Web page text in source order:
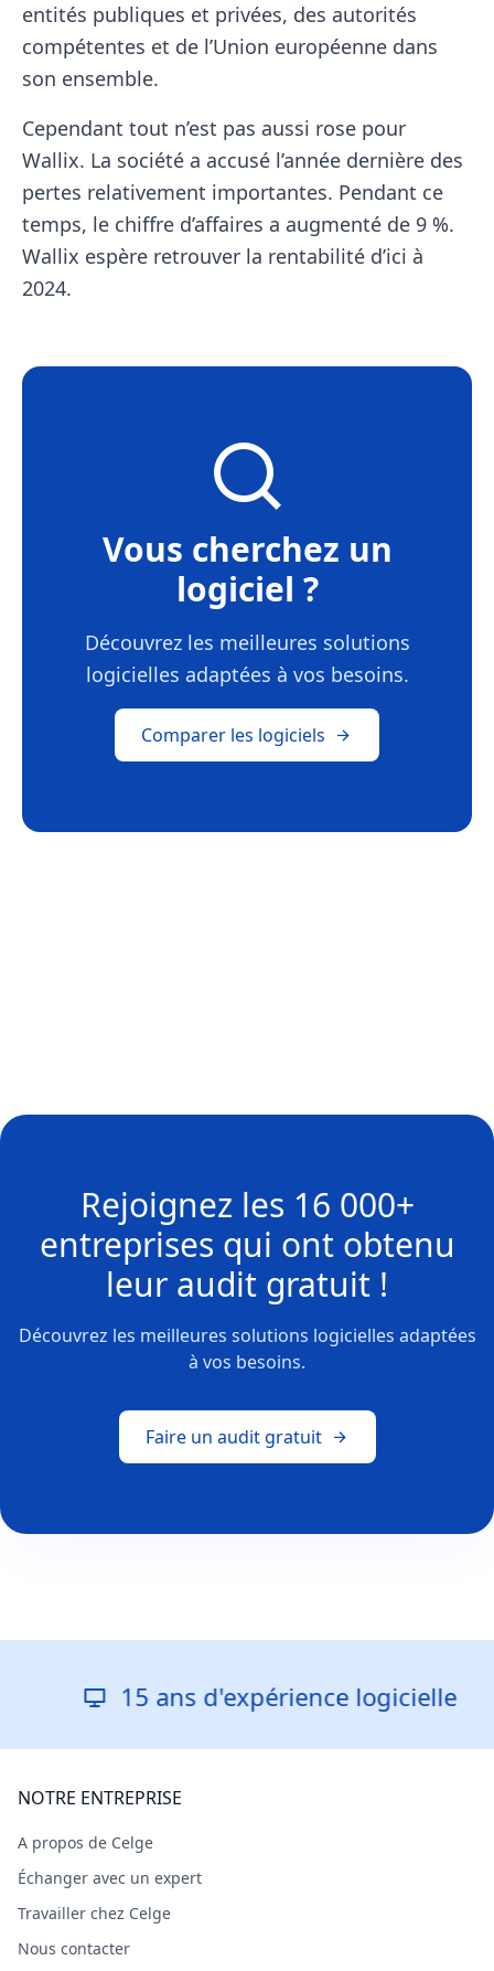
entités publiques et privées, des autorités
compétentes et de l’Union européenne dans
son ensemble.
Cependant tout n’est pas aussi rose pour
Wallix. La société a accusé l’année dernière des
pertes relativement importantes. Pendant ce
temps, le chiffre d’affaires a augmenté de 9 %.
Wallix espère retrouver la rentabilité d’ici à
2024.
Vous cherchez un
logiciel ?
Découvrez les meilleures solutions
logicielles adaptées à vos besoins.
Comparer les logiciels
Rejoignez les 16 000+
entreprises qui ont obtenu
leur audit gratuit !
Découvrez les meilleures solutions logicielles adaptées
à vos besoins.
Faire un audit gratuit
15 ans d'expérience logicielle
NOTRE ENTREPRISE
A propos de Celge
Échanger avec un expert
Travailler chez Celge
Nous contacter